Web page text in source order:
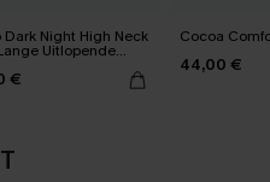
Dark Night High Neck
Uitlopende
Trui
€
Cocoa
44,00 €